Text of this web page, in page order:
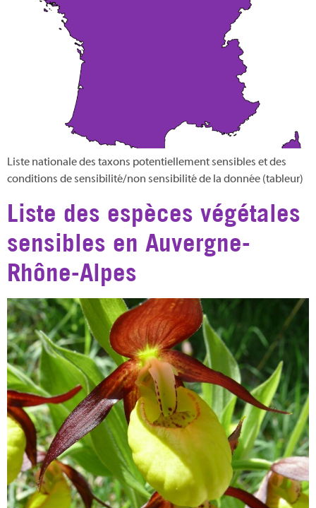
Liste nationale des taxons potentiellement sensibles et des
conditions de sensibilité/non sensibilité de la donnée (tableur)
Liste des espèces végétales
sensibles en Auvergne-
Rhône-Alpes